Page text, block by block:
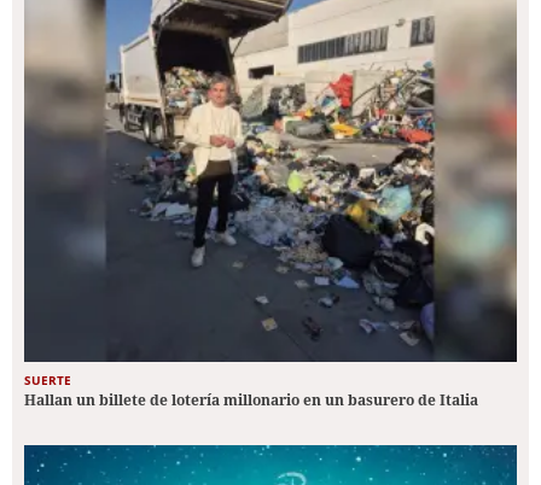
SUERTE
Hallan un billete de lotería millonario en un basurero de Italia